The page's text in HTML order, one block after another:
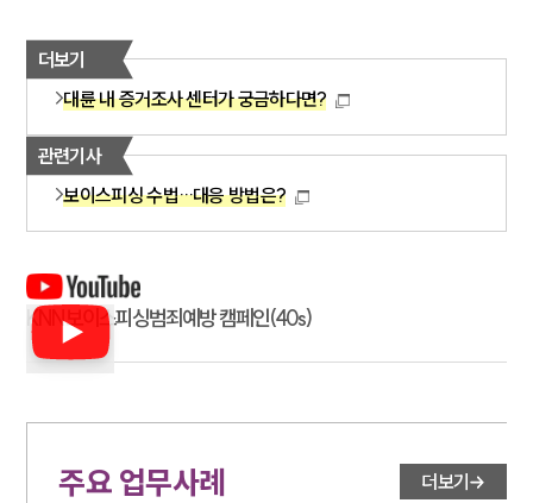
더보기
대륜 내 증거조사 센터가 궁금하다면?
관련기사
보이스피싱 수법…대응 방법은?
KNN 보이스피싱범죄예방 캠페인(40s)
주요 업무사례 더보기